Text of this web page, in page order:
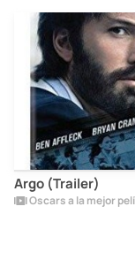
Argo (Trailer)
Oscars a la mejor